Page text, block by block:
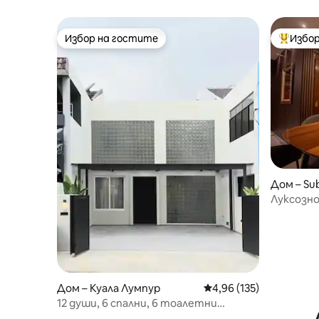
Избор на гостите
Избор на гостите
Дом – Куала Лумпур Средна оценка: 4,96
4,96 (135)
12 души, 6 спални, 6 тоалетни
Най-
Дом –